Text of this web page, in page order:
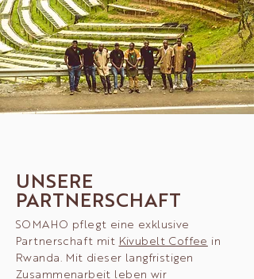
UNSERE
PARTNERSCHAFT
SOMAHO pflegt eine exklusive
Partnerschaft mit Kivubelt Coffee in
Rwanda. Mit dieser langfristigen
Zusammenarbeit leben wir